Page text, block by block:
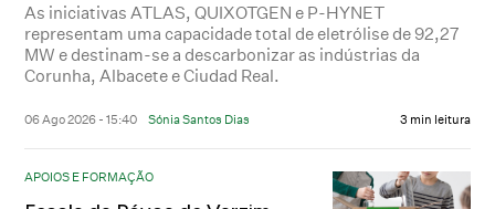
As iniciativas ATLAS, QUIXOTGEN e P-HYNET
representam uma capacidade total de eletrólise de 92,27
MW e destinam-se a descarbonizar as indústrias da
Corunha, Albacete e Ciudad Real.
06 Ago 2026 - 15:40 Sónia Santos Dias 3 min leitura
APOIOS E FORMAÇÃO